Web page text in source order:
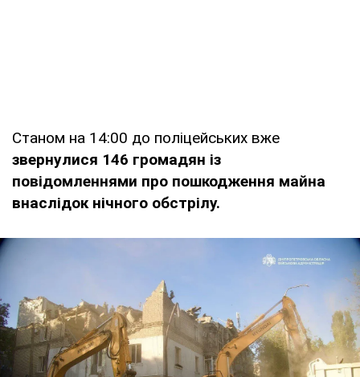
Станом на 14:00 до поліцейських вже
звернулися 146 громадян із
повідомленнями про пошкодження майна
внаслідок нічного обстрілу.